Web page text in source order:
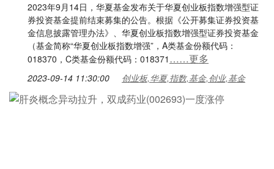
2023年9月14日，华夏基金发布关于华夏创业板指数增强型证
券投资基金提前结束募集的公告。根据《公开募集证券投资基
金信息披露管理办法》、华夏创业板指数增强型证券投资基金
（基金简称“华夏创业板指数增强”，A类基金份额代码：
018370，C类基金份额代码：018371 ……更多
2023-09-14 11:30:00 创业板,华夏,指数,基金,创业,基金